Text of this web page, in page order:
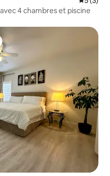
4 chambres et piscine
appréciés